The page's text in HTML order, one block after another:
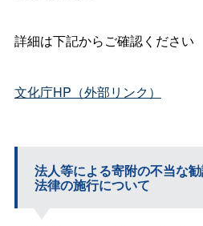
詳細は下記からご確認ください
文化庁HP（外部リンク）
法人等による寄附の不当な
法律の施行について